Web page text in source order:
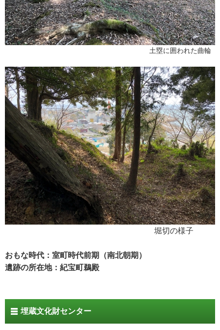
土塁に囲われた曲輪
堀切の様子
おもな時代：室町時代前期（南北朝期）
遺跡の所在地：紀宝町鵜殿
埋蔵文化財センター